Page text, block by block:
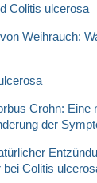
Colitis ulcerosa
Weihrauch:
Crohn: Eine
der
Colitis